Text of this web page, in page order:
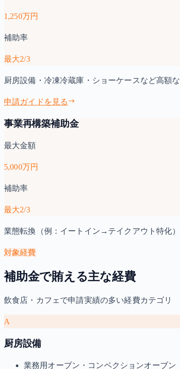
1,250万円
補助率
最大2/3
厨房設備・冷凍冷蔵庫・ショーケースなど高額
申請ガイドを見る
事業再構築補助金
最大金額
5,000万円
補助率
最大2/3
業態転換（例：イートイン→テイクアウト特化
対象経費
補助金で賄える主な経費
飲食店・カフェで申請実績の多い経費カテゴリ
A
厨房設備
業務用オーブン・コンベクションオーブン